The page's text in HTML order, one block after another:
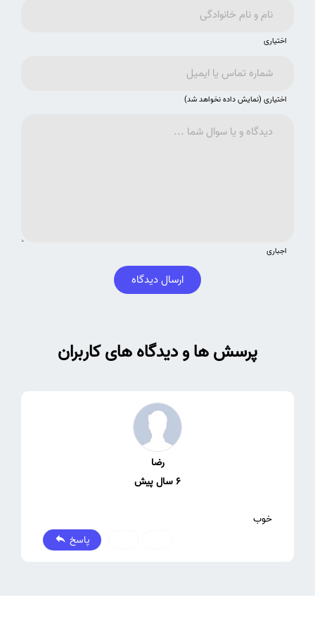
اختیاری
اختیاری (نمایش داده نخواهد شد)
اجباری
ارسال دیدگاه
پرسش ها و دیدگاه های کاربران
رضا
6 سال پیش
خوب
پاسخ